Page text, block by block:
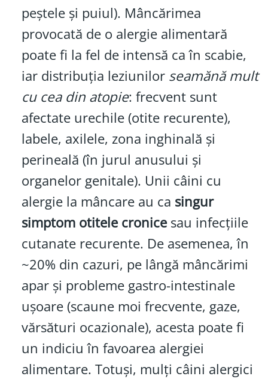
peștele și puiul). Mâncărimea
provocată de o alergie alimentară
poate fi la fel de intensă ca în scabie,
iar distribuția leziunilor seamănă mult
cu cea din atopie: frecvent sunt
afectate urechile (otite recurente),
labele, axilele, zona inghinală și
perineală (în jurul anusului și
organelor genitale). Unii câini cu
alergie la mâncare au ca singur
simptom otitele cronicesau infecțiile
cutanate recurente. De asemenea, în
~20% din cazuri, pe lângă mâncărimi
apar și probleme gastro-intestinale
ușoare (scaune moi frecvente, gaze,
vărsături ocazionale), acesta poate fi
un indiciu în favoarea alergiei
alimentare. Totuși, mulți câini alergici